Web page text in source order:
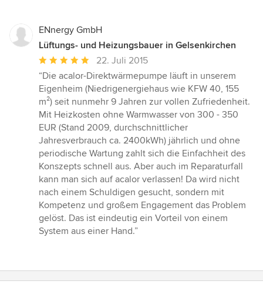
ENnergy GmbH
Lüftungs- und Heizungsbauer in Gelsenkirchen
Durchschnittliche
Bewertung:
5
von
5
Sternen
22. Juli 2015
“Die acalor-Direktwärmepumpe läuft in unserem
Eigenheim (Niedrigenergiehaus wie KFW 40, 155
m²) seit nunmehr 9 Jahren zur vollen Zufriedenheit.
Mit Heizkosten ohne Warmwasser von 300 - 350
EUR (Stand 2009, durchschnittlicher
Jahresverbrauch ca. 2400kWh) jährlich und ohne
periodische Wartung zahlt sich die Einfachheit des
Konszepts schnell aus. Aber auch im Reparaturfall
kann man sich auf acalor verlassen! Da wird nicht
nach einem Schuldigen gesucht, sondern mit
Kompetenz und großem Engagement das Problem
gelöst. Das ist eindeutig ein Vorteil von einem
System aus einer Hand.”